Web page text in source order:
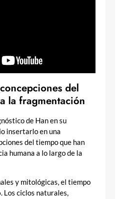
del
la fragmentación
de Han en su
insertarlo en una
del tiempo que han
humana a lo largo de la
y mitológicas, el tiempo
. Los ciclos naturales,